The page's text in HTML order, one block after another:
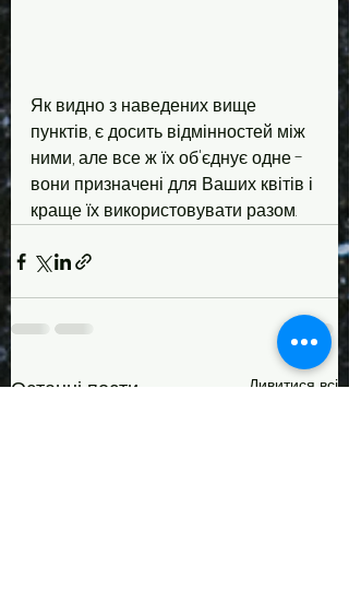
Як видно з наведених вище
пунктів, є досить відмінностей між
ними, але все ж їх об'єднує одне -
вони призначені для Ваших квітів і
краще їх використовувати разом.
Останні пости Дивитися всі